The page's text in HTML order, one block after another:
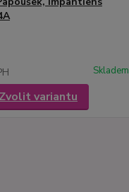
Skladem
Zvolit variantu